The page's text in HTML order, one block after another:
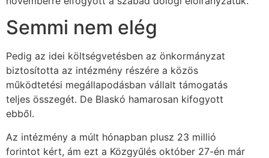
Semmi nem elég
Pedig az idei költségvetésben az önkormányzat
biztosította az intézmény részére a közös
működtetési megállapodásban vállalt támogatás
teljes összegét. De Blaskó hamarosan kifogyott
ebből.
Az intézmény a múlt hónapban plusz 23 millió
forintot kért, ám ezt a Közgyűlés október 27-én már